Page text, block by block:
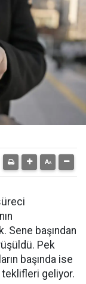
Sene başından
Pek
başında ise
teklifleri geliyor.